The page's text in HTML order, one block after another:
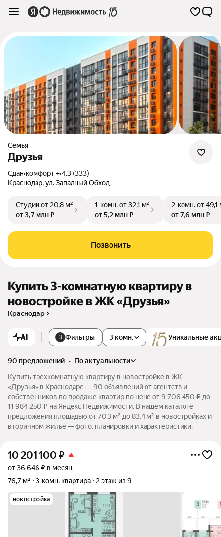
Семья
Друзья
Сдан•комфорт +•4.3 (333)
Краснодар,ул. Западный Обход
Студииот 20,8 м²
от 3,7 млн ₽
1-комн.от 32,1 м²
от 5,2 млн ₽
2-комн.от 49,1
от 7,6 млн ₽
Позвонить
Купить 3-комнатную квартиру в
новостройке в ЖК «Друзья»
Краснодар
AI 3 Фильтры Уникальные
3 комн.
90 предложений •
по актуальности
Купить трехкомнатную квартиру в новостройке в ЖК
«Друзья» в Краснодаре — 90 объявлений от агентств и
собственников по продаже квартир по цене от 9 706 450 ₽ до
11 984 250 ₽ на Яндекс Недвижимости. В нашем каталоге
предложения площадью от 70,3 м² до 83,4 м² в новостройках и
вторичном жилье — фото, планировки и характеристики.
10 201 100 ₽
от 36 646 ₽ в месяц
76,7 м²
3-комн. квартира 2 этаж из 9
новостройка